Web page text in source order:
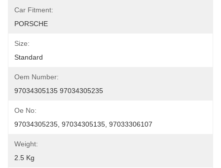
Car Fitment:
PORSCHE
Size:
Standard
Oem Number:
97034305135 97034305235
Oe No:
97034305235, 97034305135, 97033306107
Weight:
2.5 Kg